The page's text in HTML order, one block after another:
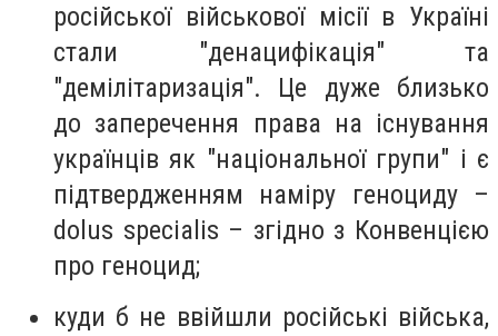
російської військової місії в Україні
стали "денацифікація" та
"демілітаризація". Це дуже близько
до заперечення права на існування
українців як "національної групи" і є
підтвердженням наміру геноциду –
dolus specialis – згідно з Конвенцією
про геноцид;
куди б не ввійшли російські війська,